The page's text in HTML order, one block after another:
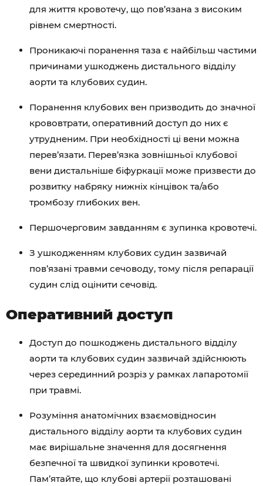
для життя кровотечу, що пов’язана з високим
рівнем смертності.
Проникаючі поранення таза є найбільш частими
причинами ушкоджень дистального відділу
аорти та клубових судин.
Поранення клубових вен призводить до значної
крововтрати, оперативний доступ до них є
утрудненим. При необхідності ці вени можна
перев’язати. Перев’язка зовнішньої клубової
вени дистальніше біфуркації може призвести до
розвитку набряку нижніх кінцівок та/або
тромбозу глибоких вен.
Першочерговим завданням є зупинка кровотечі.
З ушкодженням клубових судин зазвичай
пов’язані травми сечоводу, тому після репарації
судин слід оцінити сечовід.
Оперативний доступ
Доступ до пошкоджень дистального відділу
аорти та клубових судин зазвичай здійснюють
через серединний розріз у рамках лапаротомії
при травмі.
Розуміння анатомічних взаємовідносин
дистального відділу аорти та клубових судин
має вирішальне значення для досягнення
безпечної та швидкої зупинки кровотечі.
Пам’ятайте, що клубові артерії розташовані